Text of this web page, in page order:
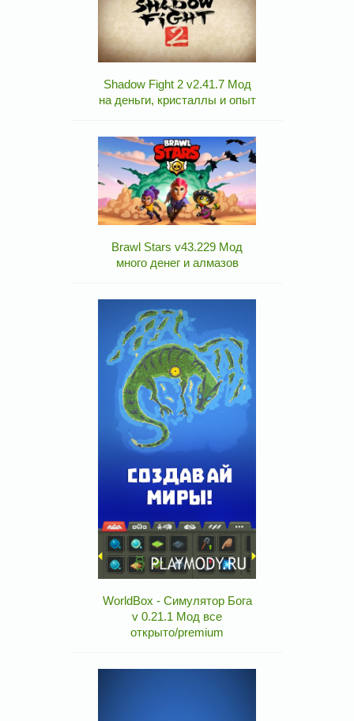
Shadow Fight 2 v2.41.7 Мод
на деньги, кристаллы и опыт
Brawl Stars v43.229 Мод
много денег и алмазов
WorldBox - Симулятор Бога
v 0.21.1 Мод все
открыто/premium